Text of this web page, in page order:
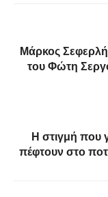
Μάρκος
του Φώτη
Η στιγμή που
πέφτουν στο